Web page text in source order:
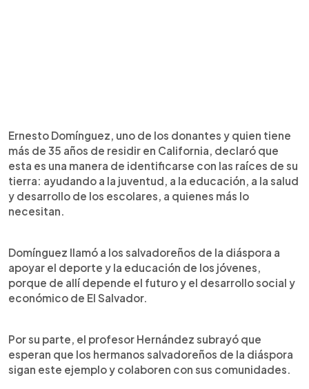
Ernesto Domínguez, uno de los donantes y quien tiene
más de 35 años de residir en California, declaró que
esta es una manera de identificarse con las raíces de su
tierra: ayudando a la juventud, a la educación, a la salud
y desarrollo de los escolares, a quienes más lo
necesitan.
Domínguez llamó a los salvadoreños de la diáspora a
apoyar el deporte y la educación de los jóvenes,
porque de allí depende el futuro y el desarrollo social y
económico de El Salvador.
Por su parte, el profesor Hernández subrayó que
esperan que los hermanos salvadoreños de la diáspora
sigan este ejemplo y colaboren con sus comunidades.